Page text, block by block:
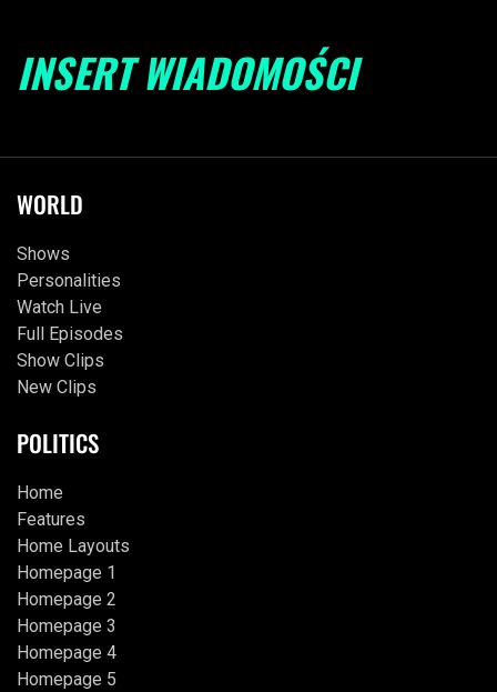
INSERT WIADOMOŚCI
WORLD
Shows
Personalities
Watch Live
Full Episodes
Show Clips
New Clips
POLITICS
Home
Features
Home Layouts
Homepage 1
Homepage 2
Homepage 3
Homepage 4
Homepage 5